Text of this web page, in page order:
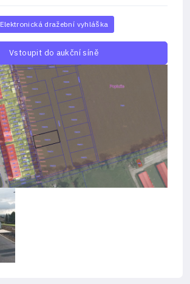
Elektronická dražební vyhláška
Vstoupit do aukční síně